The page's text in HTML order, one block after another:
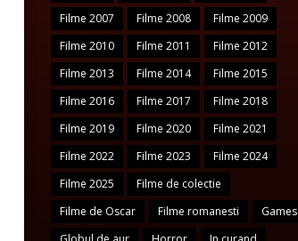
Filme 2007
Filme 2008
Filme 2009
Filme 2010
Filme 2011
Filme 2012
Filme 2013
Filme 2014
Filme 2015
Filme 2016
Filme 2017
Filme 2018
Filme 2019
Filme 2020
Filme 2021
Filme 2022
Filme 2023
Filme 2024
Filme 2025
Filme de colectie
Filme de Oscar
Filme romanesti
Games